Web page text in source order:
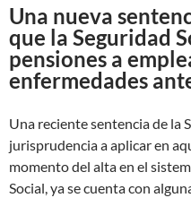
Una nueva
que la Seguridad
pensiones a
enfermedades
Una reciente sentencia de la
jurisprudencia a aplicar en
momento del alta en el
Social, ya se cuenta con